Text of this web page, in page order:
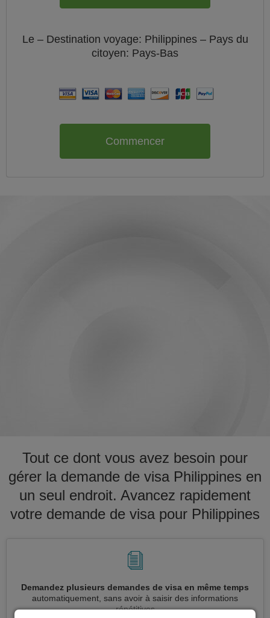
Le – Destination voyage: Philippines – Pays du
citoyen: Pays-Bas
Commencer
Tout ce dont vous avez besoin pour
gérer la demande de visa Philippines en
un seul endroit. Avancez rapidement
votre demande de visa pour Philippines
Demandez plusieurs demandes de visa en même temps
automatiquement, sans avoir à saisir des informations
répétitives